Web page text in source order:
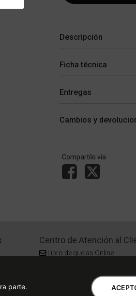
Descripción
Ficha técnica
Entregas
Cambios y
Compartílo vía
Centro de Atención al
Libro de quejas Online
0810-888-3398 | Lu a Vi 9 a
parte.